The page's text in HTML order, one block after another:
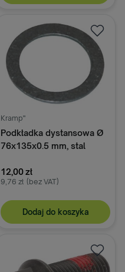
Kramp"
Podkładka dystansowa Ø
76x135x0.5 mm, stal
12,00 zł
9,76 zł (bez VAT)
Dodaj do koszyka